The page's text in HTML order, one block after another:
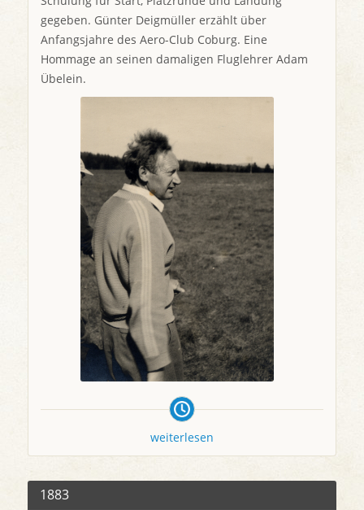
gegeben. Günter Deigmüller erzählt über
Anfangsjahre des Aero-Club Coburg. Eine
Hommage an seinen damaligen Fluglehrer Adam
Übelein.
weiterlesen
1883